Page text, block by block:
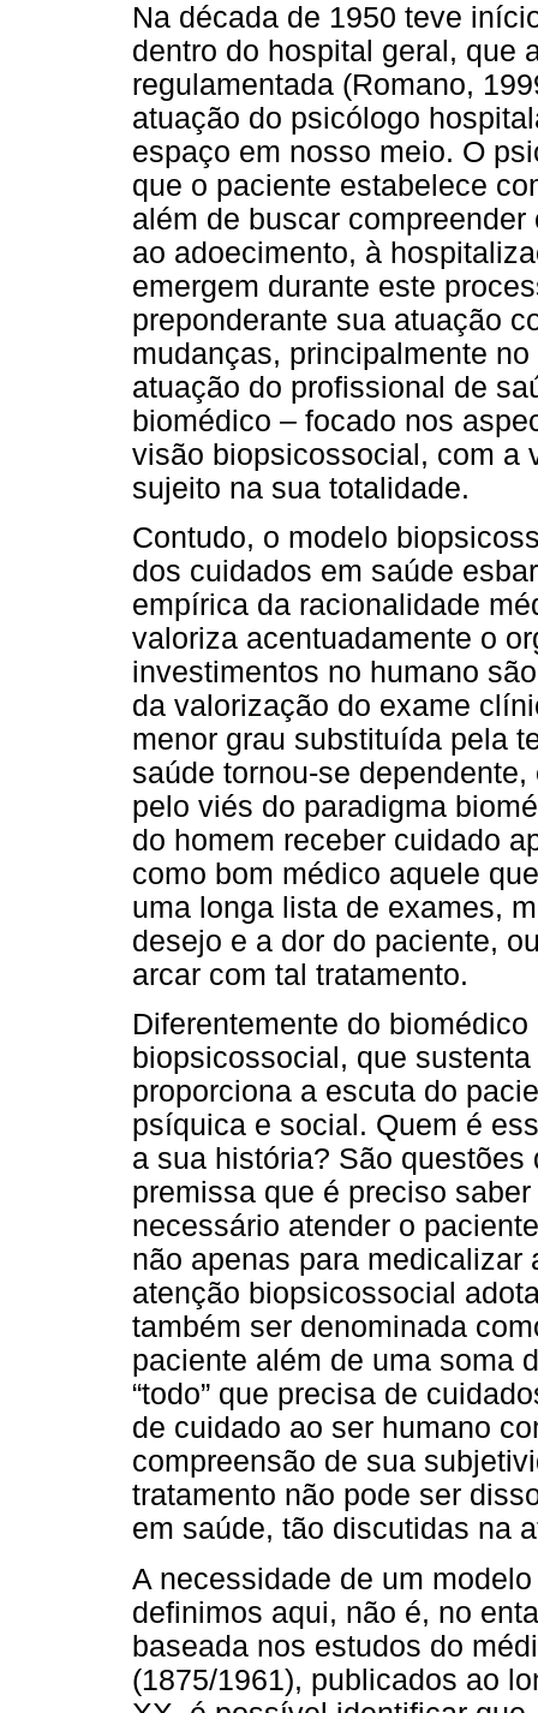
Na década de 1950 teve
dentro do hospital geral, que
regulamentada (Romano,
atuação do psicólogo
espaço em nosso meio. O
que o paciente estabelece
além de buscar
ao adoecimento, à
emergem durante este
preponderante sua atuação
mudanças, principalmente
atuação do profissional de
biomédico – focado nos
visão biopsicossocial, com a
sujeito na sua totalidade.
Contudo, o modelo
dos cuidados em saúde
empírica da racionalidade
valoriza acentuadamente o
investimentos no humano
da valorização do exame
menor grau substituída pela
saúde tornou-se
pelo viés do paradigma
do homem receber cuidado
como bom médico aquele
uma longa lista de exames,
desejo e a dor do paciente,
arcar com tal tratamento.
Diferentemente do
biopsicossocial, que
proporciona a escuta do
psíquica e social. Quem é
a sua história? São
premissa que é preciso
necessário atender o
não apenas para
atenção biopsicossocial
também ser denominada
paciente além de uma soma
“todo” que precisa de
de cuidado ao ser humano
compreensão de sua
tratamento não pode ser
em saúde, tão discutidas na
A necessidade de um
definimos aqui, não é, no
baseada nos estudos do
(1875/1961), publicados ao